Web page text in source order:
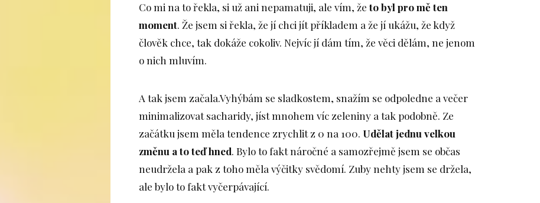
Co mi na to řekla, si už ani nepamatuji, ale vím, žeto byl pro mě ten
moment. Že jsem si řekla, že jí chci jít příkladem a že jí ukážu, že když
člověk chce, tak dokáže cokoliv. Nejvíc jí dám tím, že věci dělám, ne jenom
o nich mluvím.
A tak jsem začala.Vyhýbám se sladkostem, snažím se odpoledne a večer
minimalizovat sacharidy, jíst mnohem víc zeleniny a tak podobně. Ze
začátku jsem měla tendence zrychlit z 0 na 100. Udělat jednu velkou
změnu a to teď hned. Bylo to fakt náročné a samozřejmě jsem se občas
neudržela a pak z toho měla výčitky svědomí. Zuby nehty jsem se držela,
ale bylo to fakt vyčerpávající.